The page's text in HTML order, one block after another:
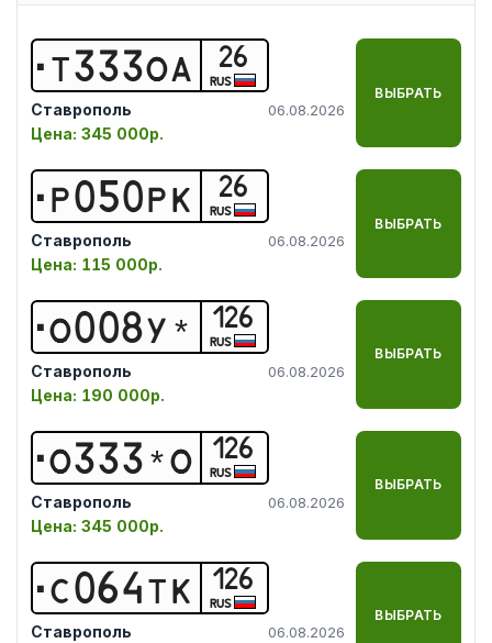
Т333ОА 26
RUS
Ставрополь 06.08.2026
Цена: 345 000р.
ВЫБРАТЬ
С064ТК 126
RUS
Ставрополь 06.08.2026
ВЫБРАТЬ
Р050РК 26
RUS
Ставрополь 06.08.2026
Цена: 115 000р.
ВЫБРАТЬ
О008У * 126
RUS
Ставрополь 06.08.2026
Цена: 190 000р.
ВЫБРАТЬ
О333 *О 126
RUS
Ставрополь 06.08.2026
Цена: 345 000р.
ВЫБРАТЬ